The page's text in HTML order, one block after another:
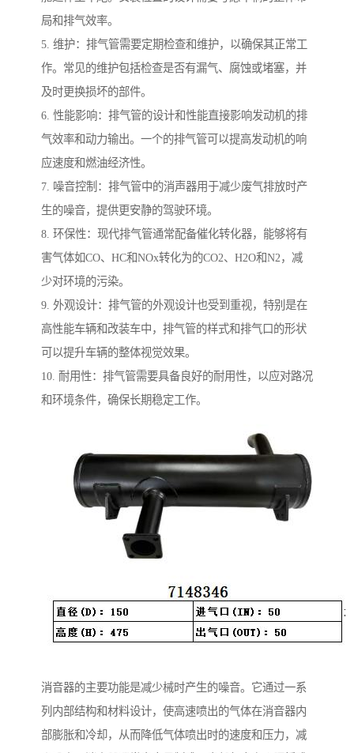
局和排气效率。
5. 维护：排气管需要定期检查和维护，以确保其正常工
作。常见的维护包括检查是否有漏气、腐蚀或堵塞，并
及时更换损坏的部件。
6. 性能影响：排气管的设计和性能直接影响发动机的排
气效率和动力输出。一个的排气管可以提高发动机的响
应速度和燃油经济性。
7. 噪音控制：排气管中的消声器用于减少废气排放时产
生的噪音，提供更安静的驾驶环境。
8. 环保性：现代排气管通常配备催化转化器，能够将有
害气体如CO、HC和NOx转化为的CO2、H2O和N2，减
少对环境的污染。
9. 外观设计：排气管的外观设计也受到重视，特别是在
高性能车辆和改装车中，排气管的样式和排气口的形状
可以提升车辆的整体视觉效果。
10. 耐用性：排气管需要具备良好的耐用性，以应对路况
和环境条件，确保长期稳定工作。
消音器的主要功能是减少械时产生的噪音。它通过一系
列内部结构和材料设计，使高速喷出的气体在消音器内
部膨胀和冷却，从而降低气体喷出时的速度和压力，减